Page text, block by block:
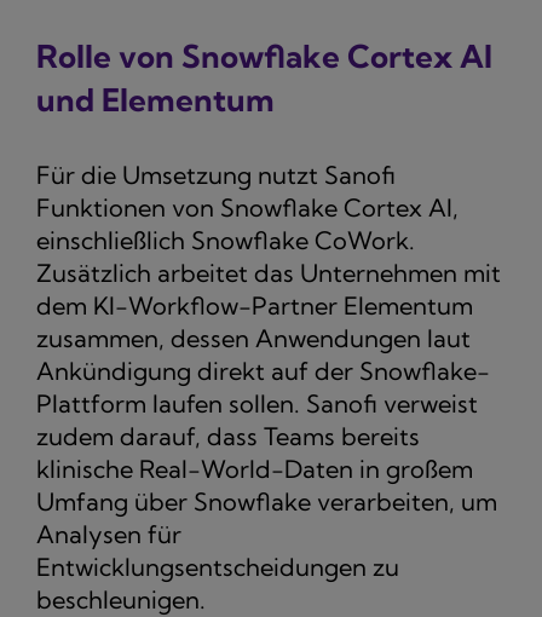
Rolle von Snowflake Cortex AI
und Elementum
Für die Umsetzung nutzt Sanofi
Funktionen von Snowflake Cortex AI,
einschließlich Snowflake CoWork.
Zusätzlich arbeitet das Unternehmen mit
dem KI-Workflow-Partner Elementum
zusammen, dessen Anwendungen laut
Ankündigung direkt auf der Snowflake-
Plattform laufen sollen. Sanofi verweist
zudem darauf, dass Teams bereits
klinische Real-World-Daten in großem
Umfang über Snowflake verarbeiten, um
Analysen für
Entwicklungsentscheidungen zu
beschleunigen.